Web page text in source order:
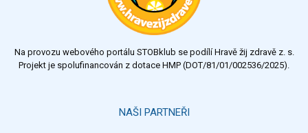
Výsledky Všechny ankety
Na provozu webového portálu STOBklub se podílí Hravě žij zdravě z. s.
Projekt je spolufinancován z dotace HMP (DOT/81/01/002536/2025).
NAŠI PARTNEŘI